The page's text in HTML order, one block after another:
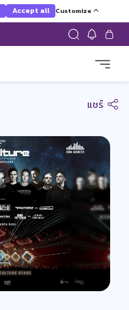
Accept all Customize
แชร์